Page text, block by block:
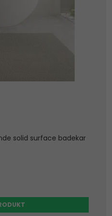
solid surface badekar